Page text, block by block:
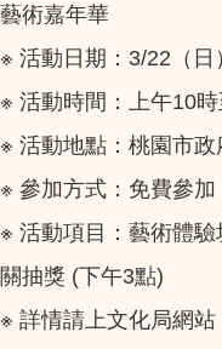
藝術嘉年華
※ 活動日期：3/22（日
※ 活動時間：上午10
※ 活動地點：桃園市
※ 參加方式：免費參加
※ 活動項目：藝術體
關抽獎 (下午3點)
※ 詳情請上文化局網站